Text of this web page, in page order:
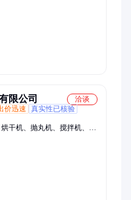
、闪蒸干燥机、旋转闪蒸干
燥机、烘箱、压力喷雾干燥
滚筒干燥机、单锥螺带真空
混合机、造粒机、单锥真空
限公司
洽谈
价迅速
真实性已核验
干机、抛丸机、搅拌机、包
动筛、烘干设备、高速混合
喷雾干燥机、超微粉碎机、
真空干燥机、闪蒸干燥机、
产线、振动流化床干燥机